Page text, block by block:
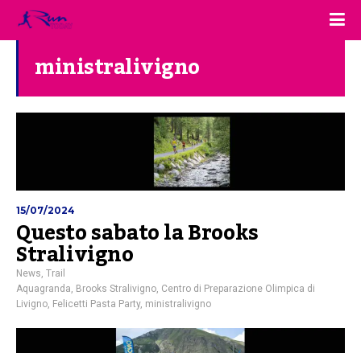
ministralivigno
15/07/2024
Questo sabato la Brooks
Stralivigno
News Trail
Aquagranda Brooks Stralivigno Centro di Preparazione Olimpica di
Livigno Felicetti Pasta Party, ministralivigno